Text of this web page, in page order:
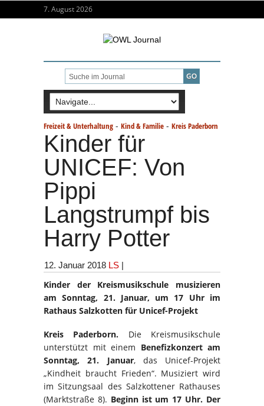
7. August 2026
Freizeit & Unterhaltung - Kind & Familie - Kreis Paderborn
Kinder für
UNICEF: Von
Pippi
Langstrumpf bis
Harry Potter
12. Januar 2018 LS |
Kinder der Kreismusikschule musizieren
am Sonntag, 21. Januar, um 17 Uhr im
Rathaus Salzkotten für Unicef-Projekt
Kreis Paderborn. Die Kreismusikschule
unterstützt mit einem Benefizkonzert am
Sonntag, 21. Januar, das Unicef-Projekt
„Kindheit braucht Frieden“. Musiziert wird
im Sitzungsaal des Salzkottener Rathauses
(Marktstraße 8). Beginn ist um 17 Uhr. Der